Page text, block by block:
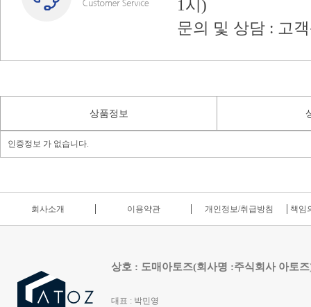
1시)
문의 및 상담 : 고
상품정보
인증정보 가 없습니다.
회사소개 이용약관 개인정보/취급방침 책임
상호 : 도매아토즈(회사명 :주식회사 아토
대표 : 박민영